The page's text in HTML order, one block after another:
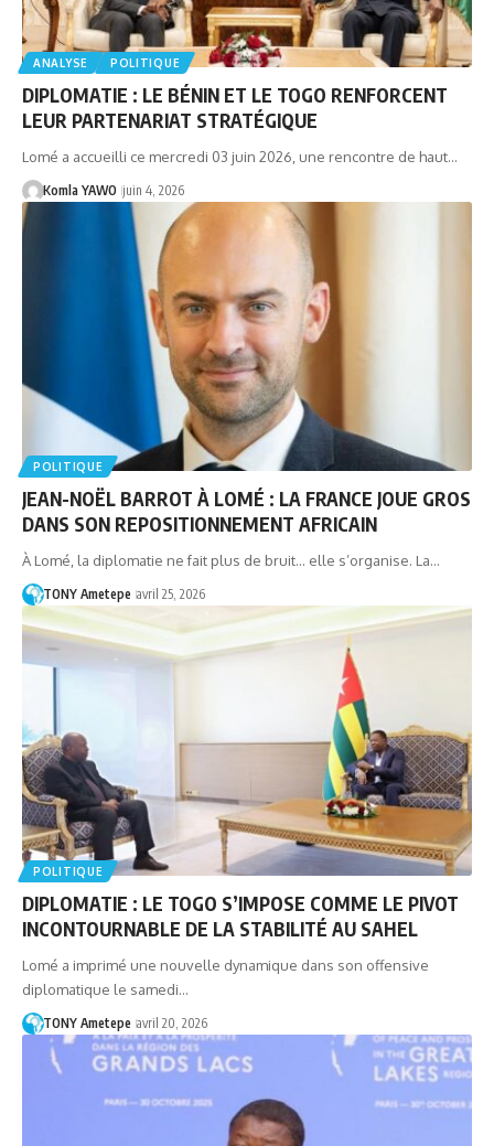
ANALYSE POLITIQUE
DIPLOMATIE : LE BÉNIN ET LE TOGO RENFORCENT
LEUR PARTENARIAT STRATÉGIQUE
Lomé a accueilli ce mercredi 03 juin 2026, une rencontre de haut…
Komla YAWO juin 4, 2026
POLITIQUE
JEAN-NOËL BARROT À LOMÉ : LA FRANCE JOUE GROS
DANS SON REPOSITIONNEMENT AFRICAIN
À Lomé, la diplomatie ne fait plus de bruit… elle s’organise. La…
TONY Ametepe avril 25, 2026
POLITIQUE
DIPLOMATIE : LE TOGO S’IMPOSE COMME LE PIVOT
INCONTOURNABLE DE LA STABILITÉ AU SAHEL
Lomé a imprimé une nouvelle dynamique dans son offensive
diplomatique le samedi…
TONY Ametepe avril 20, 2026